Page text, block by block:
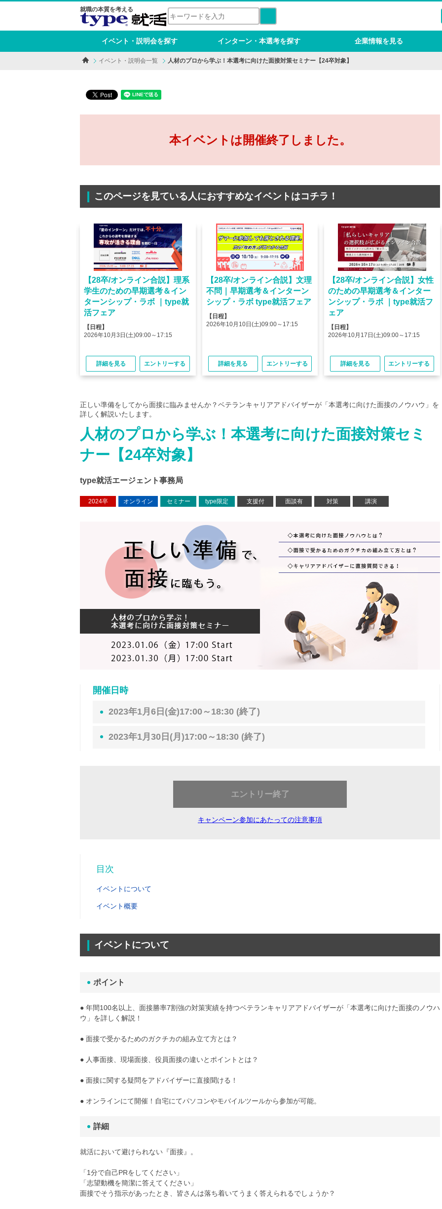
就職の本質を考える
イベント・説明会を探す インターン・本選考を探す 企業情報を見る
イベント・説明会一覧 人材のプロから学ぶ！本選考に向けた面接対策セミナー【24卒対象】
本イベントは開催終了しました。
このページを見ている人におすすめなイベントはコチラ！
【28卒/オンライン合説】理系
学生のための早期選考＆イン
ターンシップ・ラボ ｜type就
活フェア
【日程】
2026年10月3日(土)09:00～17:15
詳細を見る エントリーする
【28卒/オンライン合説】文理
不問｜早期選考＆インターン
シップ・ラボ type就活フェア
【日程】
2026年10月10日(土)09:00～17:15
詳細を見る エントリーする
【28卒/オンライン合説】女性
のための早期選考＆インター
ンシップ・ラボ ｜type就活フ
ェア
【日程】
2026年10月17日(土)09:00～17:15
詳細を見る エントリーする
正しい準備をしてから面接に臨みませんか？ベテランキャリアアドバイザーが「本選考に向けた面接のノウハウ」を
詳しく解説いたします。
人材のプロから学ぶ！本選考に向けた面接対策セミ
ナー【24卒対象】
type就活エージェント事務局
2024卒 オンライン セミナー type限定 支援付 面談有 対策 講演
開催日時
2023年1月6日(金)17:00～18:30 (終了)
2023年1月30日(月)17:00～18:30 (終了)
エントリー終了
キャンペーン参加にあたっての注意事項
目次
イベントについて
イベント概要
イベントについて
ポイント
● 年間100名以上、面接勝率7割強の対策実績を持つベテランキャリアアドバイザーが「本選考に向けた面接のノウハ
ウ」を詳しく解説！
● 面接で受かるためのガクチカの組み立て方とは？
● 人事面接、現場面接、役員面接の違いとポイントとは？
● 面接に関する疑問をアドバイザーに直接聞ける！
● オンラインにて開催！自宅にてパソコンやモバイルツールから参加が可能。
詳細
就活において避けられない『面接』。
「1分で自己PRをしてください」
「志望動機を簡潔に答えてください」
面接でそう指示があったとき、皆さんは落ち着いてうまく答えられるでしょうか？